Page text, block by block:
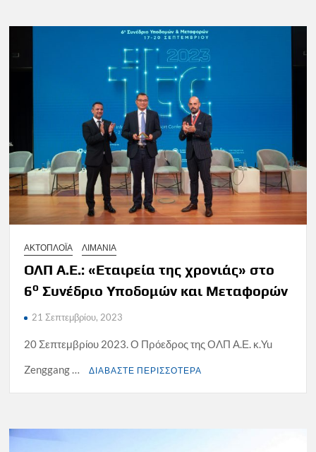
ΑΚΤΟΠΛΟΪΑ ΛΙΜΑΝΙΑ
ΟΛΠ Α.Ε.: «Εταιρεία της χρονιάς» στο
6ο Συνέδριο Υποδομών και Μεταφορών
21 Σεπτεμβρίου, 2023
20 Σεπτεμβρίου 2023. Ο Πρόεδρος της ΟΛΠ Α.Ε. κ.Yu
Zenggang …
ΔΙΑΒΑΣΤΕ ΠΕΡΙΣΣΟΤΕΡΑ